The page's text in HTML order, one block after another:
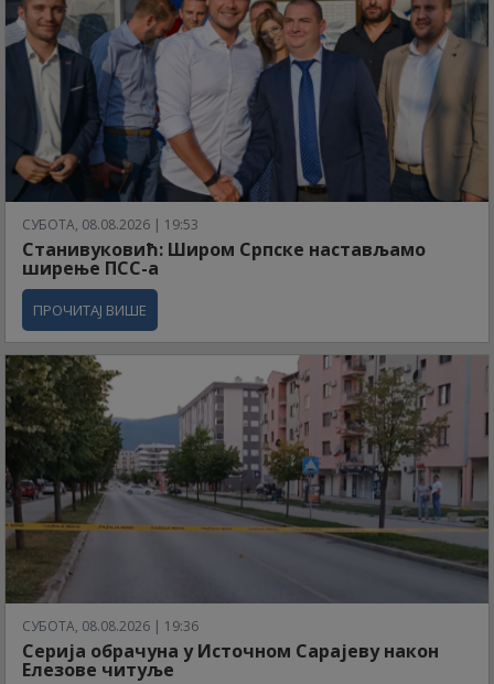
СУБОТА, 08.08.2026 | 19:53
Станивуковић: Широм Српске настављамо
ширење ПСС-а
ПРОЧИТАЈ ВИШЕ
СУБОТА, 08.08.2026 | 19:36
Серија обрачуна у Источном Сарајеву након
Елезове читуље